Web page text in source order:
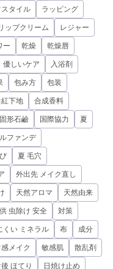
タイル ラッピング
リップクリーム レジャー
ー 乾燥 乾燥唇
優しいケア 入浴剤
包み方 包装
紅下地 合成香料
固形石鹼 国際協力 夏
ファンデ
夏 毛穴
外出先 メイク直し
天然アロマ 天然由来
虫除け 安全 対策
くい ミネラル 布 成分
メイク 敏感肌 散乱剤
ほてり 日焼け止め